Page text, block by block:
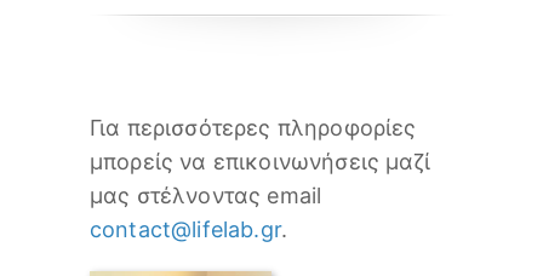
Για περισσότερες πληροφορίες
μπορείς να επικοινωνήσεις μαζί
μας στέλνοντας email
contact@lifelab.gr.